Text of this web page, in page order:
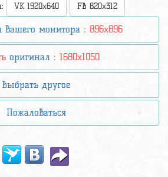
VK 1920x640 FB 820x312
вашего монитора : 896x896
оригинал : 1680x1050
Выбрать другое
Пожаловаться